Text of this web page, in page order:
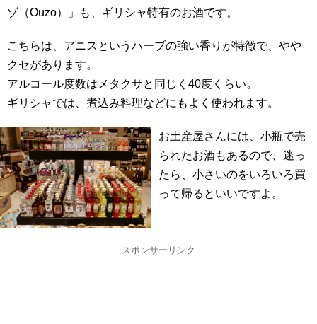
ゾ（Ouzo）」も、ギリシャ特有のお酒です。
こちらは、アニスというハーブの強い香りが特徴で、やや
クセがあります。
アルコール度数はメタクサと同じく40度くらい。
ギリシャでは、煮込み料理などにもよく使われます。
お土産屋さんには、小瓶で売
られたお酒もあるので、迷っ
たら、小さいのをいろいろ買
って帰るといいですよ。
スポンサーリンク